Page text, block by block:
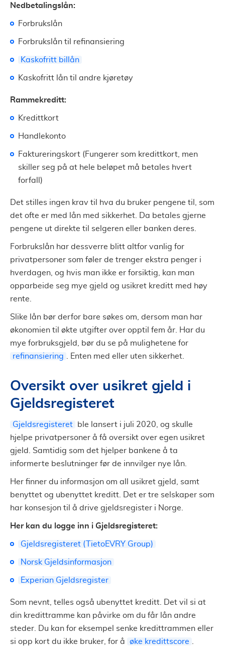
Nedbetalingslån:
Forbrukslån
Forbrukslån til refinansiering
Kaskofritt billån
Kaskofritt lån til andre kjøretøy
Rammekreditt:
Kredittkort
Handlekonto
Faktureringskort (Fungerer som kredittkort, men
skiller seg på at hele beløpet må betales hvert
forfall)
Det stilles ingen krav til hva du bruker pengene til, som
det ofte er med lån med sikkerhet. Da betales gjerne
pengene ut direkte til selgeren eller banken deres.
Forbrukslån har dessverre blitt altfor vanlig for
privatpersoner som føler de trenger ekstra penger i
hverdagen, og hvis man ikke er forsiktig, kan man
opparbeide seg mye gjeld og usikret kreditt med høy
rente.
Slike lån bør derfor bare søkes om, dersom man har
økonomien til økte utgifter over opptil fem år. Har du
mye forbruksgjeld, bør du se på mulighetene for
refinansiering
. Enten med eller uten sikkerhet.
Oversikt over usikret gjeld i
Gjeldsregisteret
Gjeldsregisteret
ble lansert i juli 2020, og skulle
hjelpe privatpersoner å få oversikt over egen usikret
gjeld. Samtidig som det hjelper bankene å ta
informerte beslutninger før de innvilger nye lån.
Her finner du informasjon om all usikret gjeld, samt
benyttet og ubenyttet kreditt. Det er tre selskaper som
har konsesjon til å drive gjeldsregister i Norge.
Her kan du logge inn i Gjeldsregisteret:
Gjeldsregisteret (TietoEVRY Group)
Norsk Gjeldsinformasjon
Experian Gjeldsregister
Som nevnt, telles også ubenyttet kreditt. Det vil si at
din kredittramme kan påvirke om du får lån andre
steder. Du kan for eksempel senke kredittrammen eller
si opp kort du ikke bruker, for å
øke kredittscore